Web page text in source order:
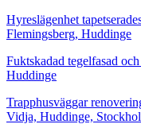
Hyreslägenhet
Flemingsberg, Huddinge
Fuktskadad tegelfasad
Huddinge
Trapphusväggar
Vidja, Huddinge,